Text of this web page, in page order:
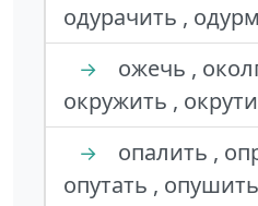
одурачить ,
→
ожечь ,
окружить ,
→
опалить ,
опутать ,